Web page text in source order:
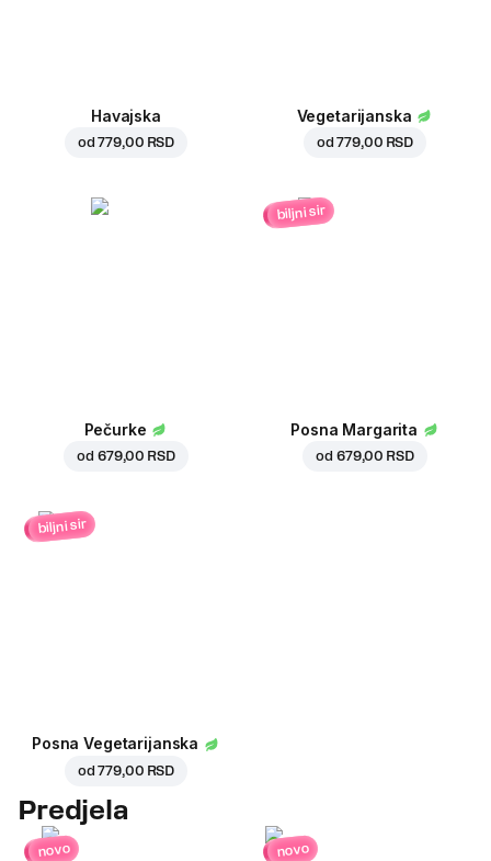
Havajska
od779,00 RSD
Vegetarijanska
od779,00 RSD
Pečurke
od 679,00 RSD
biljni sir
Posna Margarita
od 679,00 RSD
biljni sir
Posna Vegetarijanska
od779,00 RSD
Predjela
novo novo